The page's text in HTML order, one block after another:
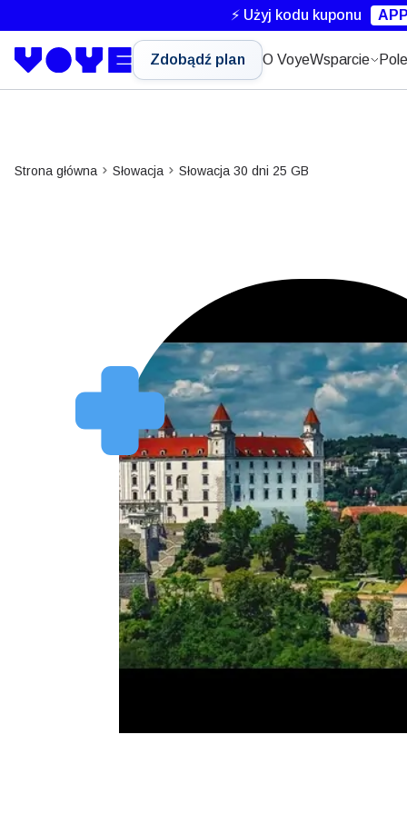
⚡ Użyj kodu kuponu
Zdobądź plan O VoyeWsparcie
Strona główna Słowacja Słowacja 30 dni 25 GB